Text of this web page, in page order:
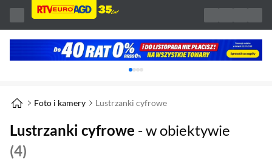
Karuzela z banerami, aktualny element 1 z
Foto i kamery Lustrzanki cyfrowe
Lustrzanki cyfrowe - w obiektywie
(4)